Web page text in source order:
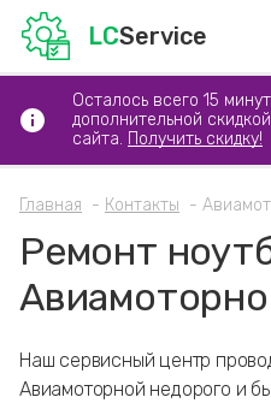
LCService
Осталось всего 15
дополнительной
сайта. Получить скидку!
Главная Контакты
Ремонт
Наш сервисный центр
Авиамоторной недорого и